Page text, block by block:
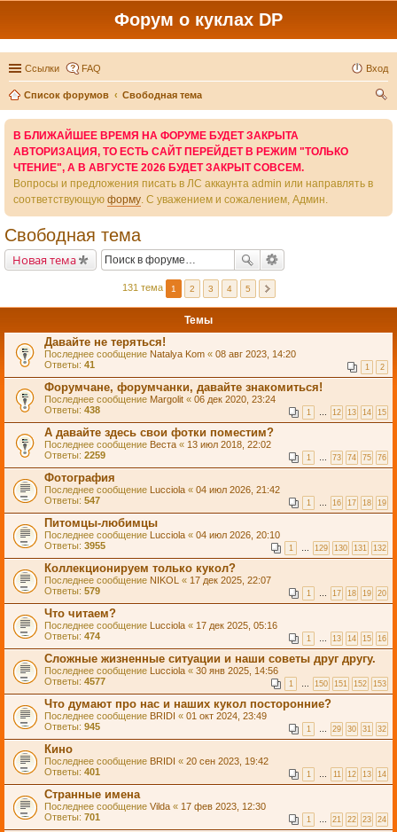
Форум о куклах DP
Ссылки FAQ Вход
Список форумов
Свободная тема
В БЛИЖАЙШЕЕ ВРЕМЯ НА ФОРУМЕ БУДЕТ ЗАКРЫТА
АВТОРИЗАЦИЯ, ТО ЕСТЬ САЙТ ПЕРЕЙДЕТ В РЕЖИМ "ТОЛЬКО
ЧТЕНИЕ", А В АВГУСТЕ 2026 БУДЕТ ЗАКРЫТ СОВСЕМ.
Вопросы и предложения писать в ЛС аккаунта admin или направлять в
соответствующую форму. С уважением и сожалением, Админ.
Свободная тема
Новая тема
131 тема 1 2 3 4 5
Темы
Давайте не теряться!
Последнее сообщение Natalya Kom « 08 авг 2023, 14:20
Ответы: 41 1 2
Форумчане, форумчанки, давайте знакомиться!
Последнее сообщение Margolit « 06 дек 2020, 23:24
Ответы: 438 1 … 12 13 14 15
А давайте здесь свои фотки поместим?
Последнее сообщение Веста « 13 июл 2018, 22:02
Ответы: 2259 1 … 73 74 75 76
Фотография
Последнее сообщение Lucciola « 04 июл 2026, 21:42
Ответы: 547 1 … 16 17 18 19
Питомцы-любимцы
Последнее сообщение Lucciola « 04 июл 2026, 20:10
Ответы: 3955 1 … 129 130 131 132
Коллекционируем только кукол?
Последнее сообщение NIKOL « 17 дек 2025, 22:07
Ответы: 579 1 … 17 18 19 20
Что читаем?
Последнее сообщение Lucciola « 17 дек 2025, 05:16
Ответы: 474 1 … 13 14 15 16
Сложные жизненные ситуации и наши советы друг другу.
Последнее сообщение Lucciola « 30 янв 2025, 14:56
Ответы: 4577 1 … 150 151 152 153
Что думают про нас и наших кукол посторонние?
Последнее сообщение BRIDI « 01 окт 2024, 23:49
Ответы: 945 1 … 29 30 31 32
Кино
Последнее сообщение BRIDI « 20 сен 2023, 19:42
Ответы: 401 1 … 11 12 13 14
Странные имена
Последнее сообщение Vilda « 17 фев 2023, 12:30
Ответы: 701 1 … 21 22 23 24